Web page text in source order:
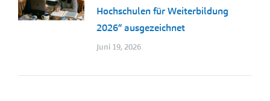
Hochschulen für Weiterbildung
2026“ ausgezeichnet
Juni 19, 2026